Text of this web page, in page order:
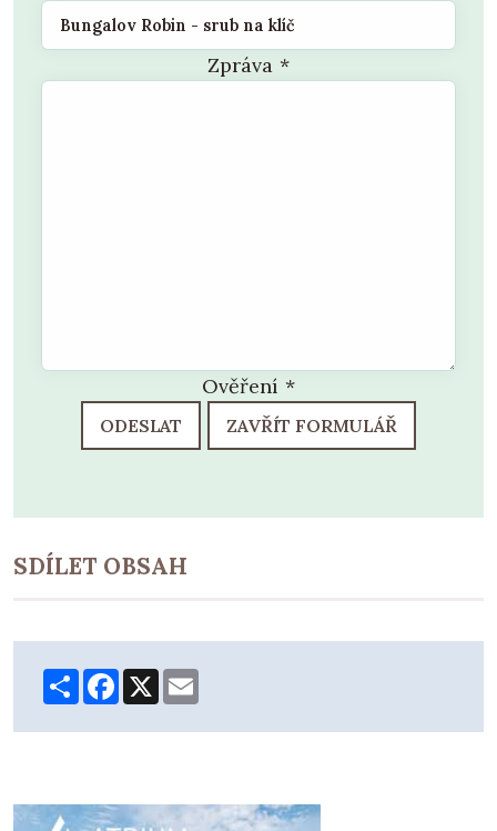
Zpráva *
Ověření *
ODESLAT ZAVŘÍT FORMULÁŘ
SDÍLET OBSAH
ShareFacebook
X